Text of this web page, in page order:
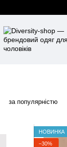
за популярністю
НОВИНКА
−30%